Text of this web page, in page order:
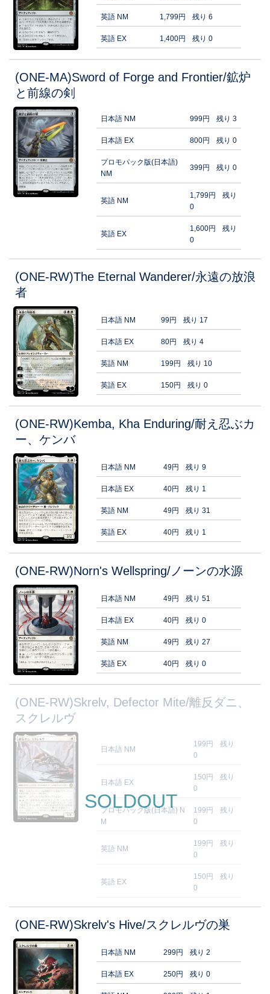
英語 NM 1,799円 残り 6
英語 EX 1,400円 残り 0
(ONE-MA)Sword of Forge and Frontier/鉱炉
と前線の剣
日本語 NM 999円 残り 3
日本語 EX 800円 残り 0
プロモパック版(日本語)
NM
399円 残り 0
英語 NM
1,799円
残り
0
英語 EX
1,600円
残り
0
(ONE-RW)The Eternal Wanderer/永遠の放浪
者
日本語 NM 99円 残り 17
日本語 EX 80円 残り 4
英語 NM 199円 残り 10
英語 EX 150円 残り 0
(ONE-RW)Kemba, Kha Enduring/耐え忍ぶカ
ー、ケンバ
日本語 NM 49円 残り 9
日本語 EX 40円 残り 1
英語 NM 49円 残り 31
英語 EX 40円 残り 1
(ONE-RW)Norn's Wellspring/ノーンの水源
日本語 NM 49円 残り 51
日本語 EX 40円 残り 0
英語 NM 49円 残り 27
英語 EX 40円 残り 0
(ONE-RW)Skrelv, Defector Mite/離反ダニ、
スクレルヴ
日本語 NM
199円
残り
0
日本語 EX
150円
残り
0
プロモパック版(日本語) N
M
199円
残り
0
英語 NM
199円
残り
0
英語 EX
150円
残り
0
SOLDOUT
(ONE-RW)Skrelv's Hive/スクレルヴの巣
日本語 NM 299円 残り 2
日本語 EX 250円 残り 0